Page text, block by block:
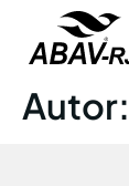
Autor: